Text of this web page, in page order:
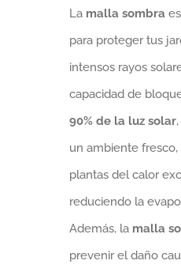
La malla sombra
para proteger tus
intensos rayos
capacidad de
90% de la luz solar
un ambiente
plantas del calor
reduciendo la
Además, la malla
prevenir el daño